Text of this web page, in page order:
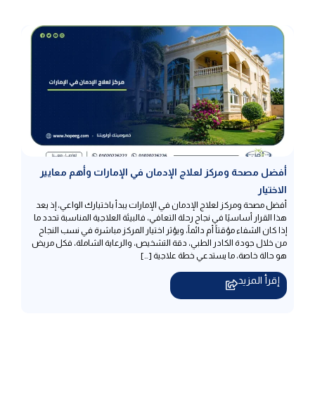
أفضل مصحة ومركز لعلاج الإدمان في الإمارات وأهم معايير
الاختيار
أفضل مصحة ومركز لعلاج الإدمان في الإمارات يبدأ باختيارك الواعي، إذ يعد
هذا القرار أساسيًا في نجاح رحلة التعافي، فالبيئة العلاجية المناسبة تحدد ما
إذا كان الشفاء مؤقتاً أم دائماً، ويؤثر اختيار المركز مباشرة في نسب النجاح
من خلال جودة الكادر الطبي، دقة التشخيص، والرعاية الشاملة، فكل مريض
هو حالة خاصة، ما يستدعي خطة علاجية […]
إقرأ المزيد